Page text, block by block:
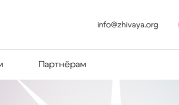
info@zhivaya.org
Партнёрам